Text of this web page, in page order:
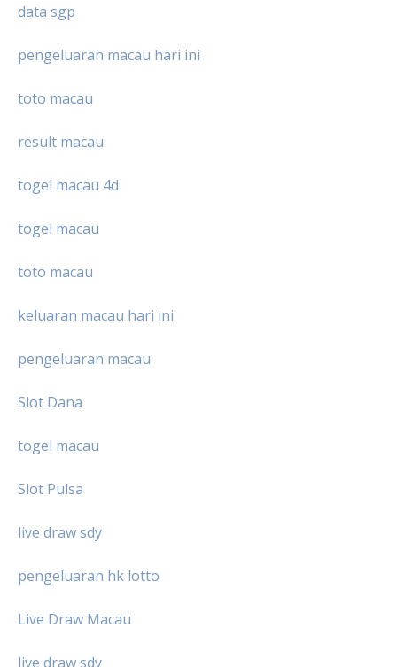
data sgp
pengeluaran macau hari ini
toto macau
result macau
togel macau 4d
togel macau
toto macau
keluaran macau hari ini
pengeluaran macau
Slot Dana
togel macau
Slot Pulsa
live draw sdy
pengeluaran hk lotto
Live Draw Macau
live draw sdy